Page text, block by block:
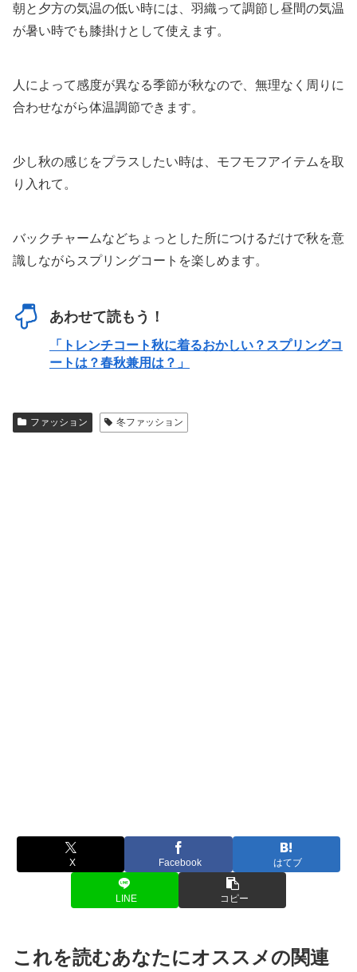
朝と夕方の気温の低い時には、羽織って調節し昼間の気温
が暑い時でも膝掛けとして使えます。
人によって感度が異なる季節が秋なので、無理なく周りに
合わせながら体温調節できます。
少し秋の感じをプラスしたい時は、モフモフアイテムを取
り入れて。
バックチャームなどちょっとした所につけるだけで秋を意
識しながらスプリングコートを楽しめます。
あわせて読もう！
「トレンチコート秋に着るおかしい？スプリングコ
ートは？春秋兼用は？」
ファッション 冬ファッション
X Facebook はてブ
LINE コピー
これを読むあなたにオススメの関連